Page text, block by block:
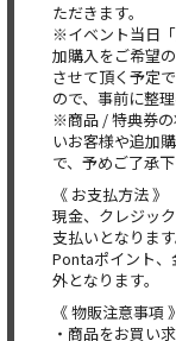
ただきます。
※イベント当日
加購入をご希望
させて頂く予定
ので、事前に整
※商品 / 特典券
いお客様や追加
で、予めご了承下
《 お支払方法 》
現金、クレジッ
支払いとなります
Pontaポイント、
外となります。
《 物販注意事項 》
・商品をお買い